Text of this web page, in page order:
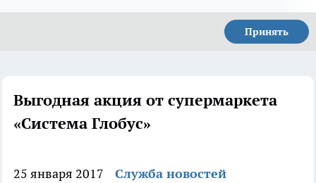
Принять
Выгодная акция от супермаркета
«Система Глобус»
25 января 2017 Служба новостей